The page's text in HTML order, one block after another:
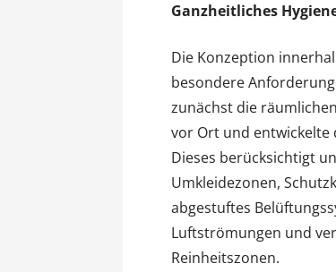
Ganzheitliches
Die Konzeption
besondere
zunächst die
vor Ort und entwickelte
Dieses berücksichtigt
Umkleidezonen,
abgestuftes
Luftströmungen und
Reinheitszonen.